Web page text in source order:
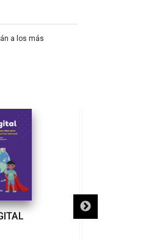
a los más
LA CIUDAD